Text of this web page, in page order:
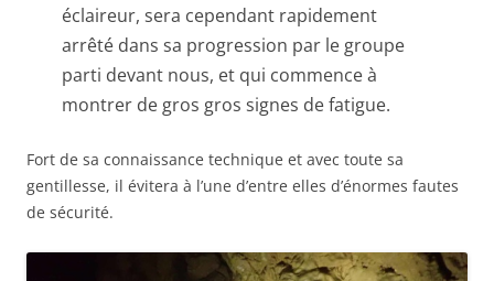
éclaireur, sera cependant rapidement
arrêté dans sa progression par le groupe
parti devant nous, et qui commence à
montrer de gros gros signes de fatigue.
Fort de sa connaissance technique et avec toute sa
gentillesse, il évitera à l’une d’entre elles d’énormes fautes
de sécurité.